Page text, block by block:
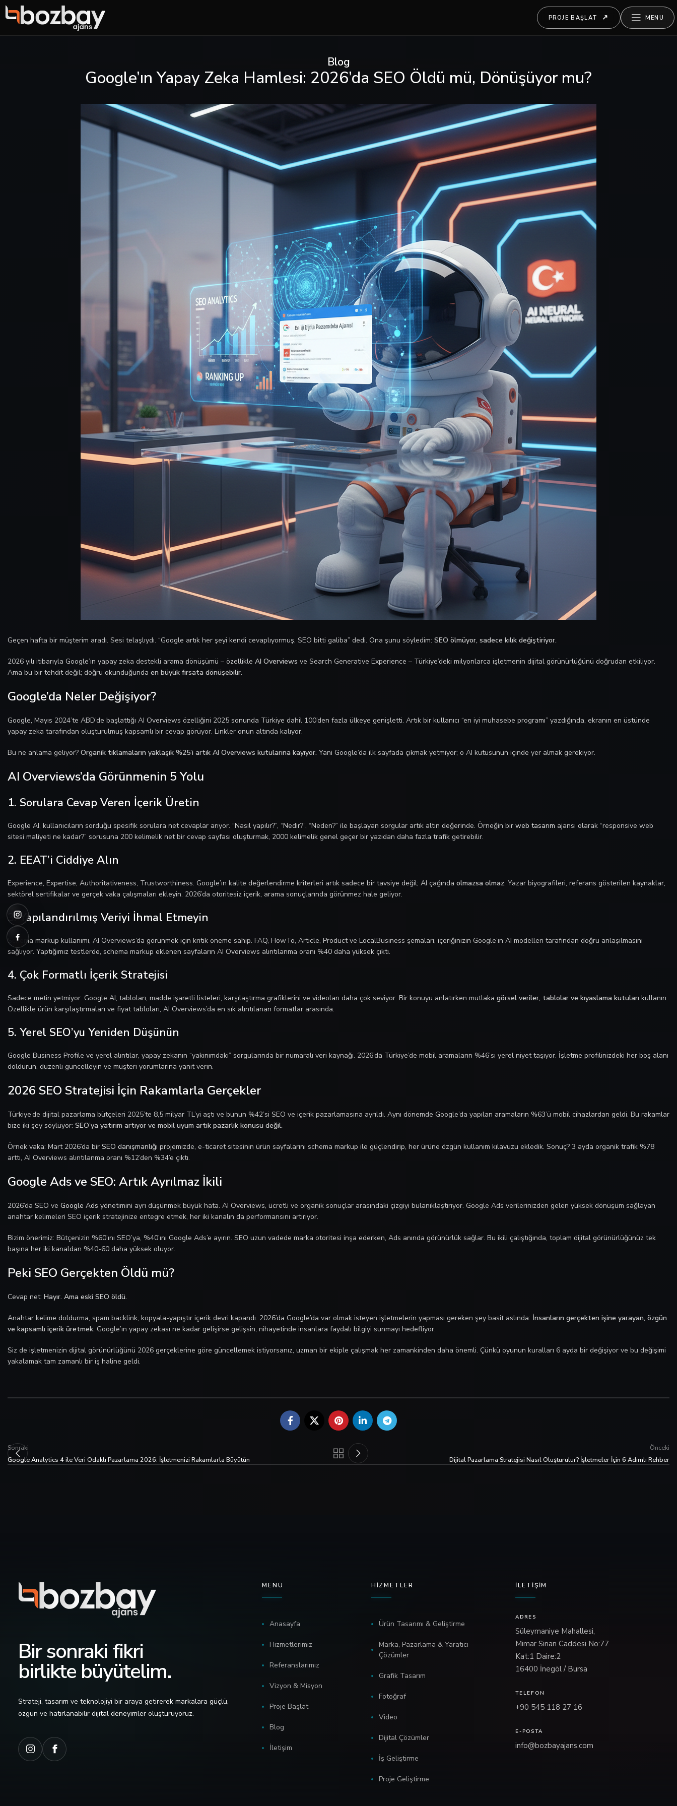
PROJE BAŞLAT MENU
Blog
Google’ın Yapay Zeka Hamlesi: 2026’da SEO Öldü mü, Dönüşüyor mu?
Geçen hafta bir müşterim aradı. Sesi telaşlıydı. “Google artık her şeyi kendi cevaplıyormuş, SEO bitti galiba” dedi. Ona şunu söyledim: SEO ölmüyor, sadece kılık değiştiriyor.
2026 yılı itibarıyla Google’ın yapay zeka destekli arama dönüşümü – özellikle AI Overviews ve Search Generative Experience – Türkiye’deki milyonlarca işletmenin dijital görünürlüğünü doğrudan etkiliyor.
Ama bu bir tehdit değil; doğru okunduğunda en büyük fırsata dönüşebilir.
Google’da Neler Değişiyor?
Google, Mayıs 2024’te ABD’de başlattığı AI Overviews özelliğini 2025 sonunda Türkiye dahil 100’den fazla ülkeye genişletti. Artık bir kullanıcı “en iyi muhasebe programı” yazdığında, ekranın en üstünde
yapay zeka tarafından oluşturulmuş kapsamlı bir cevap görüyor. Linkler onun altında kalıyor.
Bu ne anlama geliyor? Organik tıklamaların yaklaşık %25’i artık AI Overviews kutularına kayıyor. Yani Google’da ilk sayfada çıkmak yetmiyor; o AI kutusunun içinde yer almak gerekiyor.
AI Overviews’da Görünmenin 5 Yolu
1. Sorulara Cevap Veren İçerik Üretin
Google AI, kullanıcıların sorduğu spesifik sorulara net cevaplar arıyor. “Nasıl yapılır?”, “Nedir?”, “Neden?” ile başlayan sorgular artık altın değerinde. Örneğin bir web tasarım ajansı olarak “responsive web
sitesi maliyeti ne kadar?” sorusuna 200 kelimelik net bir cevap sayfası oluşturmak, 2000 kelimelik genel geçer bir yazıdan daha fazla trafik getirebilir.
2. EEAT’i Ciddiye Alın
Experience, Expertise, Authoritativeness, Trustworthiness. Google’ın kalite değerlendirme kriterleri artık sadece bir tavsiye değil; AI çağında olmazsa olmaz. Yazar biyografileri, referans gösterilen kaynaklar,
sektörel sertifikalar ve gerçek vaka çalışmaları ekleyin. 2026’da otoritesiz içerik, arama sonuçlarında görünmez hale geliyor.
3. Yapılandırılmış Veriyi İhmal Etmeyin
Schema markup kullanımı, AI Overviews’da görünmek için kritik öneme sahip. FAQ, HowTo, Article, Product ve LocalBusiness şemaları, içeriğinizin Google’ın AI modelleri tarafından doğru anlaşılmasını
sağlıyor. Yaptığımız testlerde, schema markup eklenen sayfaların AI Overviews alıntılanma oranı %40 daha yüksek çıktı.
4. Çok Formatlı İçerik Stratejisi
Sadece metin yetmiyor. Google AI; tabloları, madde işaretli listeleri, karşılaştırma grafiklerini ve videoları daha çok seviyor. Bir konuyu anlatırken mutlaka görsel veriler, tablolar ve kıyaslama kutuları kullanın.
Özellikle ürün karşılaştırmaları ve fiyat tabloları, AI Overviews’da en sık alıntılanan formatlar arasında.
5. Yerel SEO’yu Yeniden Düşünün
Google Business Profile ve yerel alıntılar, yapay zekanın “yakınımdaki” sorgularında bir numaralı veri kaynağı. 2026’da Türkiye’de mobil aramaların %46’sı yerel niyet taşıyor. İşletme profilinizdeki her boş alanı
doldurun, düzenli güncelleyin ve müşteri yorumlarına yanıt verin.
2026 SEO Stratejisi İçin Rakamlarla Gerçekler
Türkiye’de dijital pazarlama bütçeleri 2025’te 8,5 milyar TL’yi aştı ve bunun %42’si SEO ve içerik pazarlamasına ayrıldı. Aynı dönemde Google’da yapılan aramaların %63’ü mobil cihazlardan geldi. Bu rakamlar
bize iki şey söylüyor: SEO’ya yatırım artıyor ve mobil uyum artık pazarlık konusu değil.
Örnek vaka: Mart 2026’da bir SEO danışmanlığı projemizde, e-ticaret sitesinin ürün sayfalarını schema markup ile güçlendirip, her ürüne özgün kullanım kılavuzu ekledik. Sonuç? 3 ayda organik trafik %78
arttı, AI Overviews alıntılanma oranı %12’den %34’e çıktı.
Google Ads ve SEO: Artık Ayrılmaz İkili
2026’da SEO ve Google Ads yönetimini ayrı düşünmek büyük hata. AI Overviews, ücretli ve organik sonuçlar arasındaki çizgiyi bulanıklaştırıyor. Google Ads verilerinizden gelen yüksek dönüşüm sağlayan
anahtar kelimeleri SEO içerik stratejinize entegre etmek, her iki kanalın da performansını artırıyor.
Bizim önerimiz: Bütçenizin %60’ını SEO’ya, %40’ını Google Ads’e ayırın. SEO uzun vadede marka otoritesi inşa ederken, Ads anında görünürlük sağlar. Bu ikili çalıştığında, toplam dijital görünürlüğünüz tek
başına her iki kanaldan %40-60 daha yüksek oluyor.
Peki SEO Gerçekten Öldü mü?
Cevap net: Hayır. Ama eski SEO öldü.
Anahtar kelime doldurma, spam backlink, kopyala-yapıştır içerik devri kapandı. 2026’da Google’da var olmak isteyen işletmelerin yapması gereken şey basit aslında: İnsanların gerçekten işine yarayan, özgün
ve kapsamlı içerik üretmek. Google’ın yapay zekası ne kadar gelişirse gelişsin, nihayetinde insanlara faydalı bilgiyi sunmayı hedefliyor.
Siz de işletmenizin dijital görünürlüğünü 2026 gerçeklerine göre güncellemek istiyorsanız, uzman bir ekiple çalışmak her zamankinden daha önemli. Çünkü oyunun kuralları 6 ayda bir değişiyor ve bu değişimi
yakalamak tam zamanlı bir iş haline geldi.
Sonraki
Google Analytics 4 ile Veri Odaklı Pazarlama 2026: İşletmenizi Rakamlarla Büyütün
Önceki
Dijital Pazarlama Stratejisi Nasıl Oluşturulur? İşletmeler İçin 6 Adımlı Rehber
Bir sonraki fikri
birlikte büyütelim.
Strateji, tasarım ve teknolojiyi bir araya getirerek markalara güçlü,
özgün ve hatırlanabilir dijital deneyimler oluşturuyoruz.
MENÜ
Anasayfa
Hizmetlerimiz
Referanslarımız
Vizyon & Misyon
Proje Başlat
Blog
İletişim
HIZMETLER
Ürün Tasarımı & Geliştirme
Marka, Pazarlama & Yaratıcı
Çözümler
Grafik Tasarım
Fotoğraf
Video
Dijital Çözümler
İş Geliştirme
Proje Geliştirme
İLETIŞIM
ADRES
Süleymaniye Mahallesi,
Mimar Sinan Caddesi No:77
Kat:1 Daire:2
16400 İnegöl / Bursa
TELEFON
+90 545 118 27 16
E-POSTA
info@bozbayajans.com